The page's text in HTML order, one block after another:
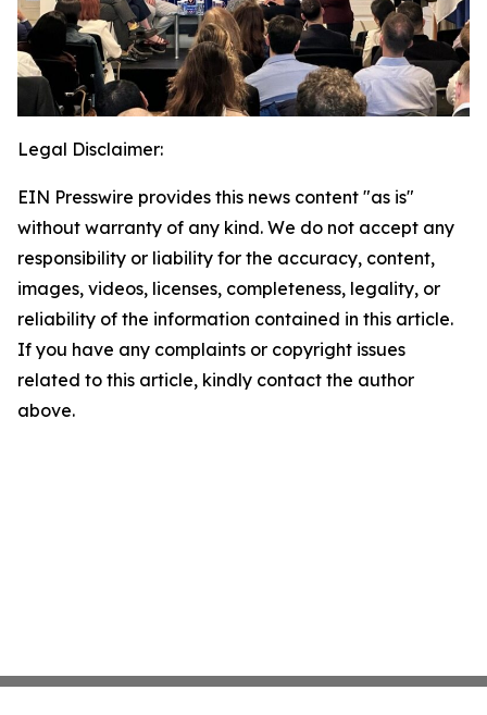
Legal Disclaimer:
EIN Presswire provides this news content "as is"
without warranty of any kind. We do not accept any
responsibility or liability for the accuracy, content,
images, videos, licenses, completeness, legality, or
reliability of the information contained in this article.
If you have any complaints or copyright issues
related to this article, kindly contact the author
above.